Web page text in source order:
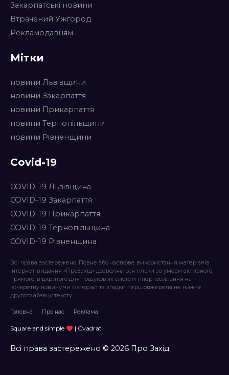
Закарпатські новини
Втрачений Ужгород
Рекламодавцям
Мітки
новини Львівщини
новини Закарпаття
новини Прикарпаття
новини Тернопільщини
новини Рівненщини
Covid-19
COVID-19 Львівщина
COVID-19 Закарпаття
COVID-19 Прикарпаття
COVID-19 Тернопільщина
COVID-19 Рівненщина
Всі права застережено. Повне або часткове використання матеріалів
інтернет-видання «ПроЗахід» дозволяється тільки за умови активного,
прямого, відкритого для пошукових систем гіперпосилання на
конкретну новину чи матеріал та згадки першоджерела не нижче
другого абзацу тексту.
Головна Про нас Реклама
Square and simple | Cvadrat
Всі права застережено © 2026 Про Захід